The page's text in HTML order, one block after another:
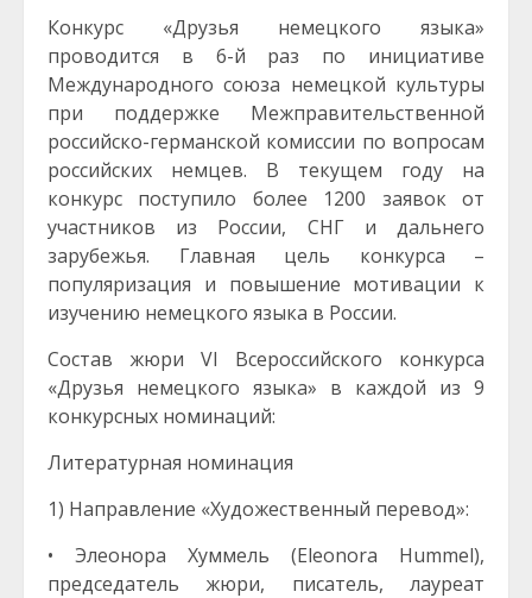
Конкурс «Друзья немецкого языка»
проводится в 6-й раз по инициативе
Международного союза немецкой культуры
при поддержке Межправительственной
российско-германской комиссии по вопросам
российских немцев. В текущем году на
конкурс поступило более 1200 заявок от
участников из России, СНГ и дальнего
зарубежья. Главная цель конкурса –
популяризация и повышение мотивации к
изучению немецкого языка в России.
Состав жюри VI Всероссийского конкурса
«Друзья немецкого языка» в каждой из 9
конкурсных номинаций:
Литературная номинация
1) Направление «Художественный перевод»:
• Элеонора Хуммель (Eleonora Hummel),
председатель жюри, писатель, лауреат